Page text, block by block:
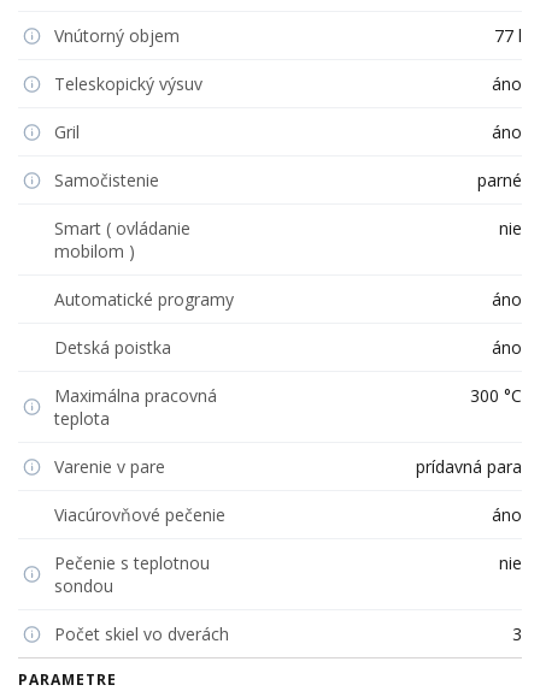
Vnútorný objem 77 l
Teleskopický výsuv áno
Gril áno
Samočistenie parné
Smart ( ovládanie
mobilom )
nie
Automatické programy áno
Detská poistka áno
Maximálna pracovná
teplota
300 °C
Varenie v pare prídavná para
Viacúrovňové pečenie áno
Pečenie s teplotnou
sondou
nie
Počet skiel vo dverách 3
PARAMETRE